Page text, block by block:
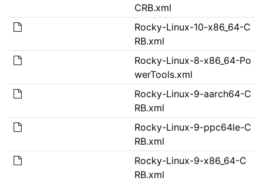
CRB.xml
Rocky-Linux-10-x86_64-C
RB.xml
Rocky-Linux-8-x86_64-Po
werTools.xml
Rocky-Linux-9-aarch64-C
RB.xml
Rocky-Linux-9-ppc64le-C
RB.xml
Rocky-Linux-9-x86_64-C
RB.xml